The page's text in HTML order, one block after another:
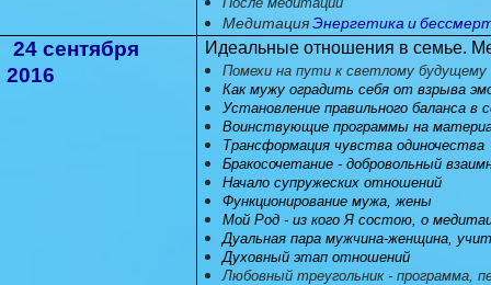
МедитацияЭнергетика и
24 сентября
2016
Идеальные отношения в семье.
Помехи на пути к светлому будущему
Как мужу оградить себя от взрыва
Установление правильного баланса в
Воинствующие программы на
Трансформация чувства одиночества
Бракосочетание - добровольный
Начало супружеских отношений
Функционирование мужа, жены
Мой Род - из кого Я состою, о
Дуальная пара мужчина-женщина,
Духовный этап отношений
Любовный треугольник - программа,